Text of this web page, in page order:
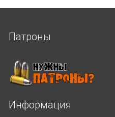
Патроны
Информация